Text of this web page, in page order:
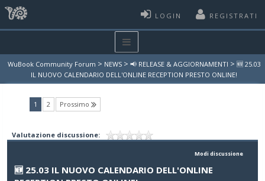
LOGIN REGISTRATI
WuBook Community Forum > NEWS > 📢 RELEASE & AGGIORNAMENTI > 🆕​ 25.03
IL NUOVO CALENDARIO DELL'ONLINE RECEPTION PRESTO ONLINE!
1 (current)
2 Prossimo
Valutazione discussione:
Modi discussione
🆕​ 25.03 IL NUOVO CALENDARIO DELL'ONLINE